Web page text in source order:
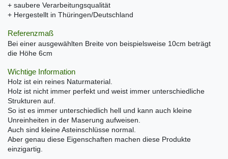
+ saubere Verarbeitungsqualität
+ Hergestellt in Thüringen/Deutschland
Referenzmaß
Bei einer ausgewählten Breite von beispielsweise 10cm beträgt
die Höhe 6cm
Wichtige Information
Holz ist ein reines Naturmaterial.
Holz ist nicht immer perfekt und weist immer unterschiedliche
Strukturen auf.
So ist es immer unterschiedlich hell und kann auch kleine
Unreinheiten in der Maserung aufweisen.
Auch sind kleine Asteinschlüsse normal.
Aber genau diese Eigenschaften machen diese Produkte
einzigartig.